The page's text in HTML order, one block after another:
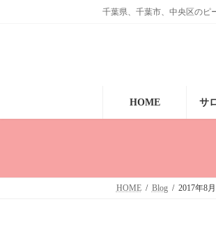
プ
動
千葉県、千葉市、中央区のピ
HOME サ
HOME Blog 2017年8月